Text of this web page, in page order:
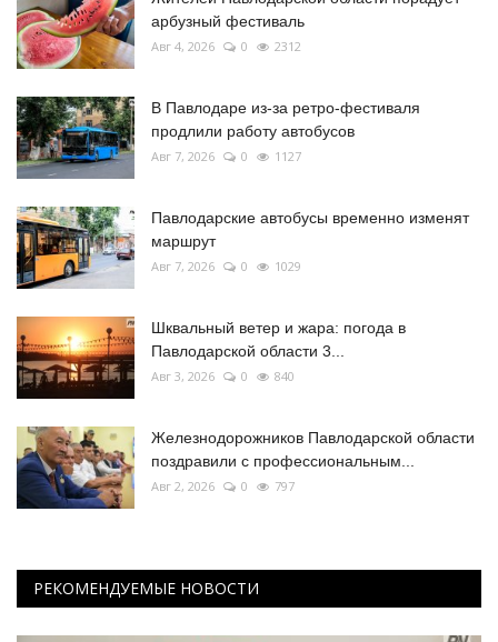
арбузный фестиваль
Авг 4, 2026 0 2312
В Павлодаре из-за ретро-фестиваля
продлили работу автобусов
Авг 7, 2026 0 1127
Павлодарские автобусы временно изменят
маршрут
Авг 7, 2026 0 1029
Шквальный ветер и жара: погода в
Павлодарской области 3...
Авг 3, 2026 0 840
Железнодорожников Павлодарской области
поздравили с профессиональным...
Авг 2, 2026 0 797
РЕКОМЕНДУЕМЫЕ НОВОСТИ